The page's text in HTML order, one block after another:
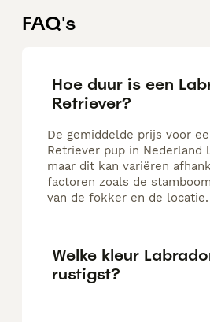
FAQ's
Hoe duur is een
Retriever?
De gemiddelde prijs voor
Retriever pup in Nederland
maar dit kan variëren
factoren zoals de
van de fokker en de locatie.
Welke kleur
rustigst?